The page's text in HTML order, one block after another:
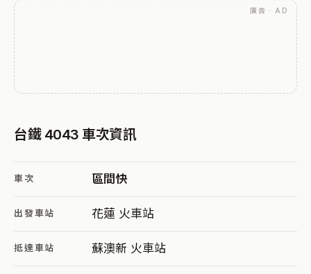
廣告 · AD
台鐵 4043 車次資訊
車次 區間快
出發車站 花蓮 火車站
抵達車站 蘇澳新 火車站